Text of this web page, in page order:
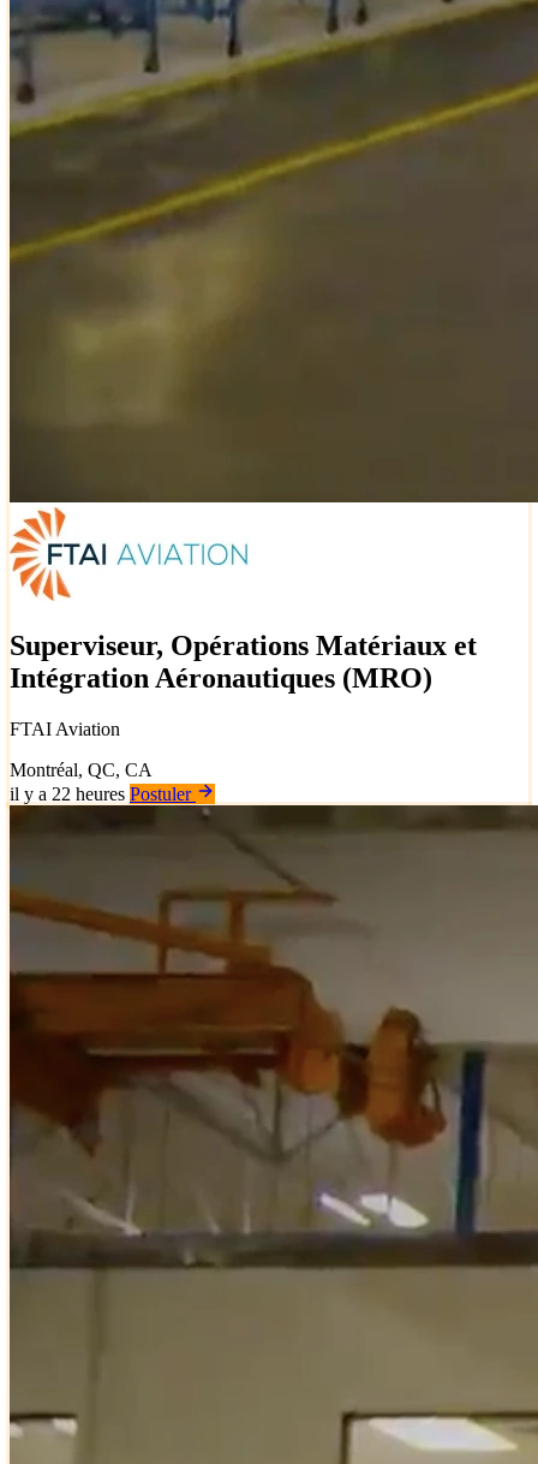
Superviseur, Opérations Matériaux et
Intégration Aéronautiques (MRO)
FTAI Aviation
Montréal, QC, CA
il y a 22 heures Postuler